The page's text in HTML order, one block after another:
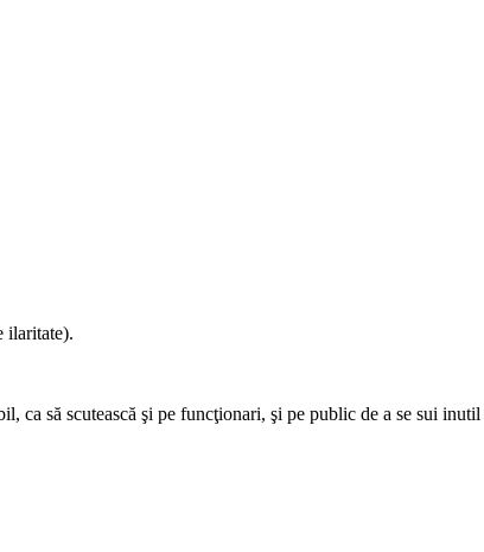
ilaritate).
ca să scu­tească şi pe funcţionari, şi pe public de a se sui